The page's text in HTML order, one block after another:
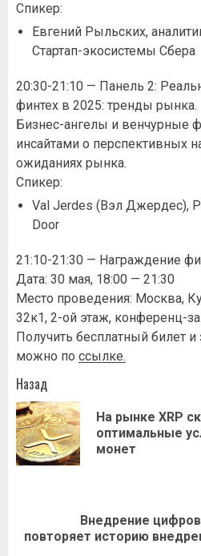
Спикер:
Евгений Рыльских,
Стартап-экосистемы Сбера
20:30-21:10 — Панель 2:
финтех в 2025: тренды рынка.
Бизнес-ангелы и венчурные
инсайтами о перспективных
ожиданиях рынка.
Спикер:
Val Jerdes (Вэл Джердес),
Door
21:10-21:30 — Награждение
Дата: 30 мая, 18:00 — 21:30
Место проведения: Москва,
32к1, 2-ой этаж, конференц-
Получить бесплатный билет и
можно по ссылке.
Навигация
записи
Назад
На рынке XRP
оптимальные
монет
Следующая
Внедрение
повторяет историю